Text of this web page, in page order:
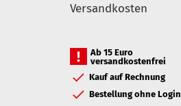
Versandkosten
Ab 15 Euro
versandkostenfrei
Kauf auf Rechnung
Bestellung ohne Login